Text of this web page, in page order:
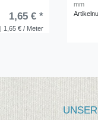
| 1,65 € / Meter
1,65 € *
mm